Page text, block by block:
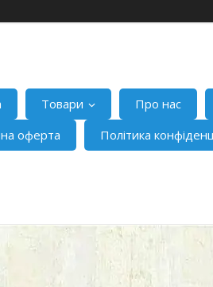
Товари Про нас
оферта
Політика